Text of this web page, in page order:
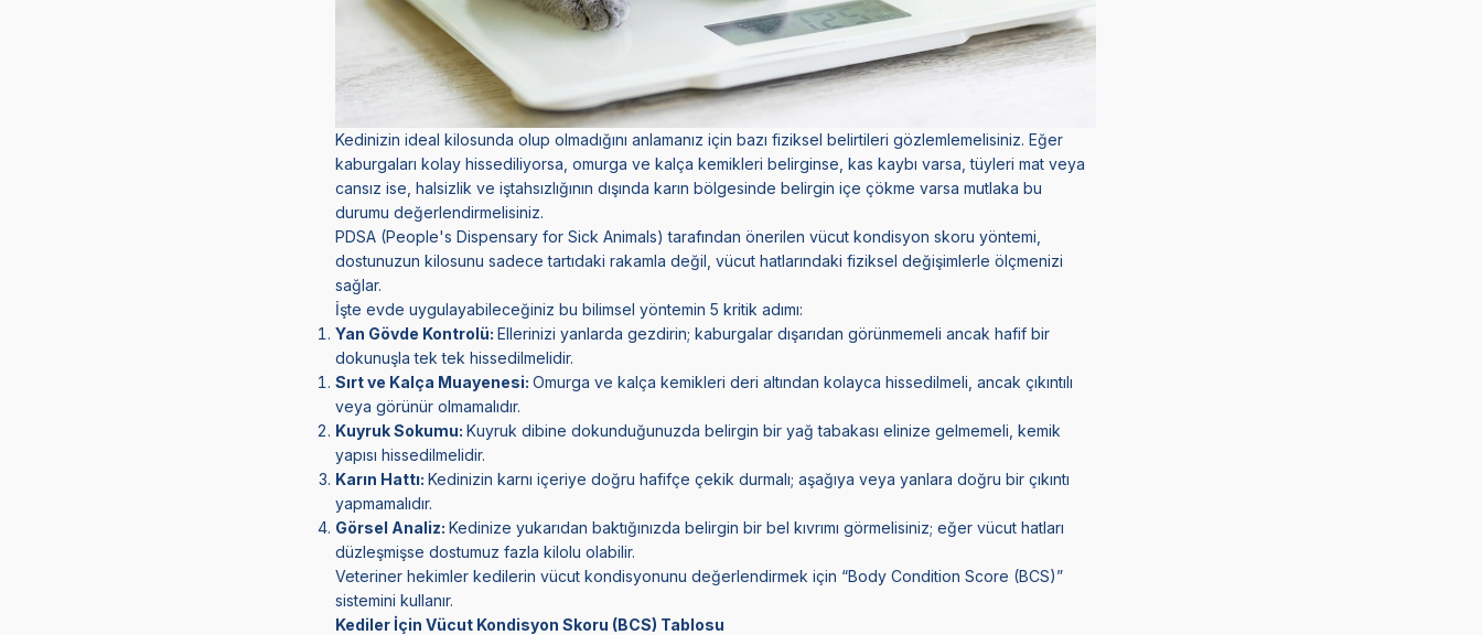
Kedinizin ideal kilosunda olup olmadığını anlamanız için bazı fiziksel belirtileri gözlemlemelisiniz. Eğer
kaburgaları kolay hissediliyorsa, omurga ve kalça kemikleri belirginse, kas kaybı varsa, tüyleri mat veya
cansız ise, halsizlik ve iştahsızlığının dışında karın bölgesinde belirgin içe çökme varsa mutlaka bu
durumu değerlendirmelisiniz.
PDSA (People's Dispensary for Sick Animals) tarafından önerilen vücut kondisyon skoru yöntemi,
dostunuzun kilosunu sadece tartıdaki rakamla değil, vücut hatlarındaki fiziksel değişimlerle ölçmenizi
sağlar.
İşte evde uygulayabileceğiniz bu bilimsel yöntemin 5 kritik adımı:
Yan Gövde Kontrolü: Ellerinizi yanlarda gezdirin; kaburgalar dışarıdan görünmemeli ancak hafif bir
dokunuşla tek tek hissedilmelidir.
Sırt ve Kalça Muayenesi: Omurga ve kalça kemikleri deri altından kolayca hissedilmeli, ancak çıkıntılı
veya görünür olmamalıdır.
Kuyruk Sokumu: Kuyruk dibine dokunduğunuzda belirgin bir yağ tabakası elinize gelmemeli, kemik
yapısı hissedilmelidir.
Karın Hattı: Kedinizin karnı içeriye doğru hafifçe çekik durmalı; aşağıya veya yanlara doğru bir çıkıntı
yapmamalıdır.
Görsel Analiz: Kedinize yukarıdan baktığınızda belirgin bir bel kıvrımı görmelisiniz; eğer vücut hatları
düzleşmişse dostumuz fazla kilolu olabilir.
Veteriner hekimler kedilerin vücut kondisyonunu değerlendirmek için “Body Condition Score (BCS)”
sistemini kullanır.
Kediler İçin Vücut Kondisyon Skoru (BCS) Tablosu